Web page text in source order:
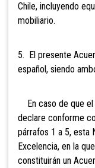
Chile, incluyendo
mobiliario.
5. El presente
español, siendo
En caso de que el
declare conforme
párrafos 1 a 5, esta
Excelencia, en la
constituirán un